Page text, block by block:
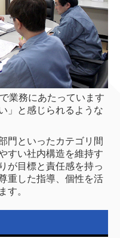
業務にあたっています
」と感じられるような
門といったカテゴリ間
すい社内構造を維持す
が目標と責任感を持っ
重した指導、個性を活
す。